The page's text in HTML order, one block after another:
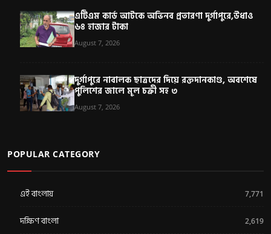
এটিএম কার্ড আটকে অভিনব প্রতারণা দুর্গাপুরে,উধাও
৬৪ হাজার টাকা
August 7, 2026
দুর্গাপুরে নাবালক ছাত্রদের দিয়ে রক্তদানকাণ্ড, অবশেষে
পুলিশের জালে মূল চক্রী সহ ৩
August 7, 2026
POPULAR CATEGORY
এই বাংলায় 7,771
দক্ষিণ বাংলা 2,619